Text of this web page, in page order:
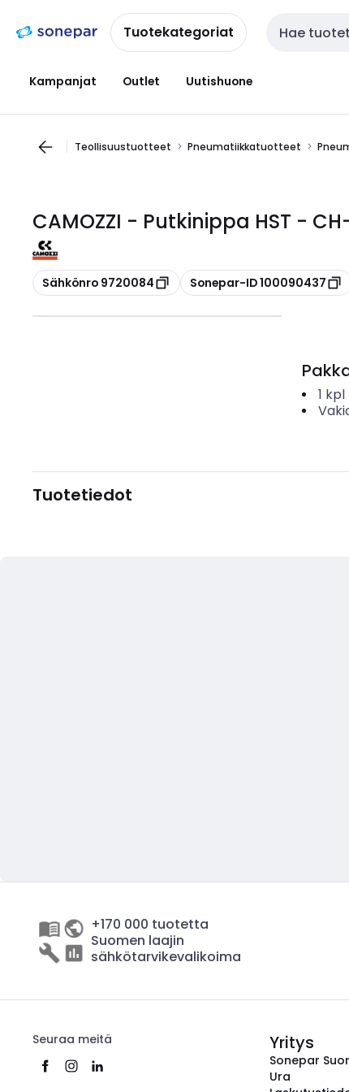
navigointiinsisältöönTuotekategoriat Haku
Kampanjat Outlet Uutishuone
Teollisuustuotteet Pneumatiikkatuotteet
CAMOZZI - Putkinippa HST -
Kopioi
Sähkönro 9720084 Kopioi
Sonepar-ID 100090437
1 kpl
Tuotetiedot
+170 000 tuotetta
Suomen laajin
sähkötarvikevalikoima
Seuraa meitä Yritys
Sonepar
Ura